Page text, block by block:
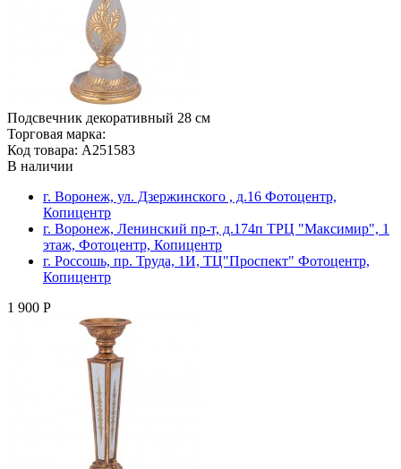
Подсвечник декоративный 28 см
Торговая марка:
Код товара: A251583
В наличии
г. Воронеж, ул. Дзержинского , д.16 Фотоцентр,
Копицентр
г. Воронеж, Ленинский пр-т, д.174п ТРЦ "Максимир", 1
этаж, Фотоцентр, Копицентр
г. Россошь, пр. Труда, 1И, ТЦ"Проспект" Фотоцентр,
Копицентр
1 900 Р